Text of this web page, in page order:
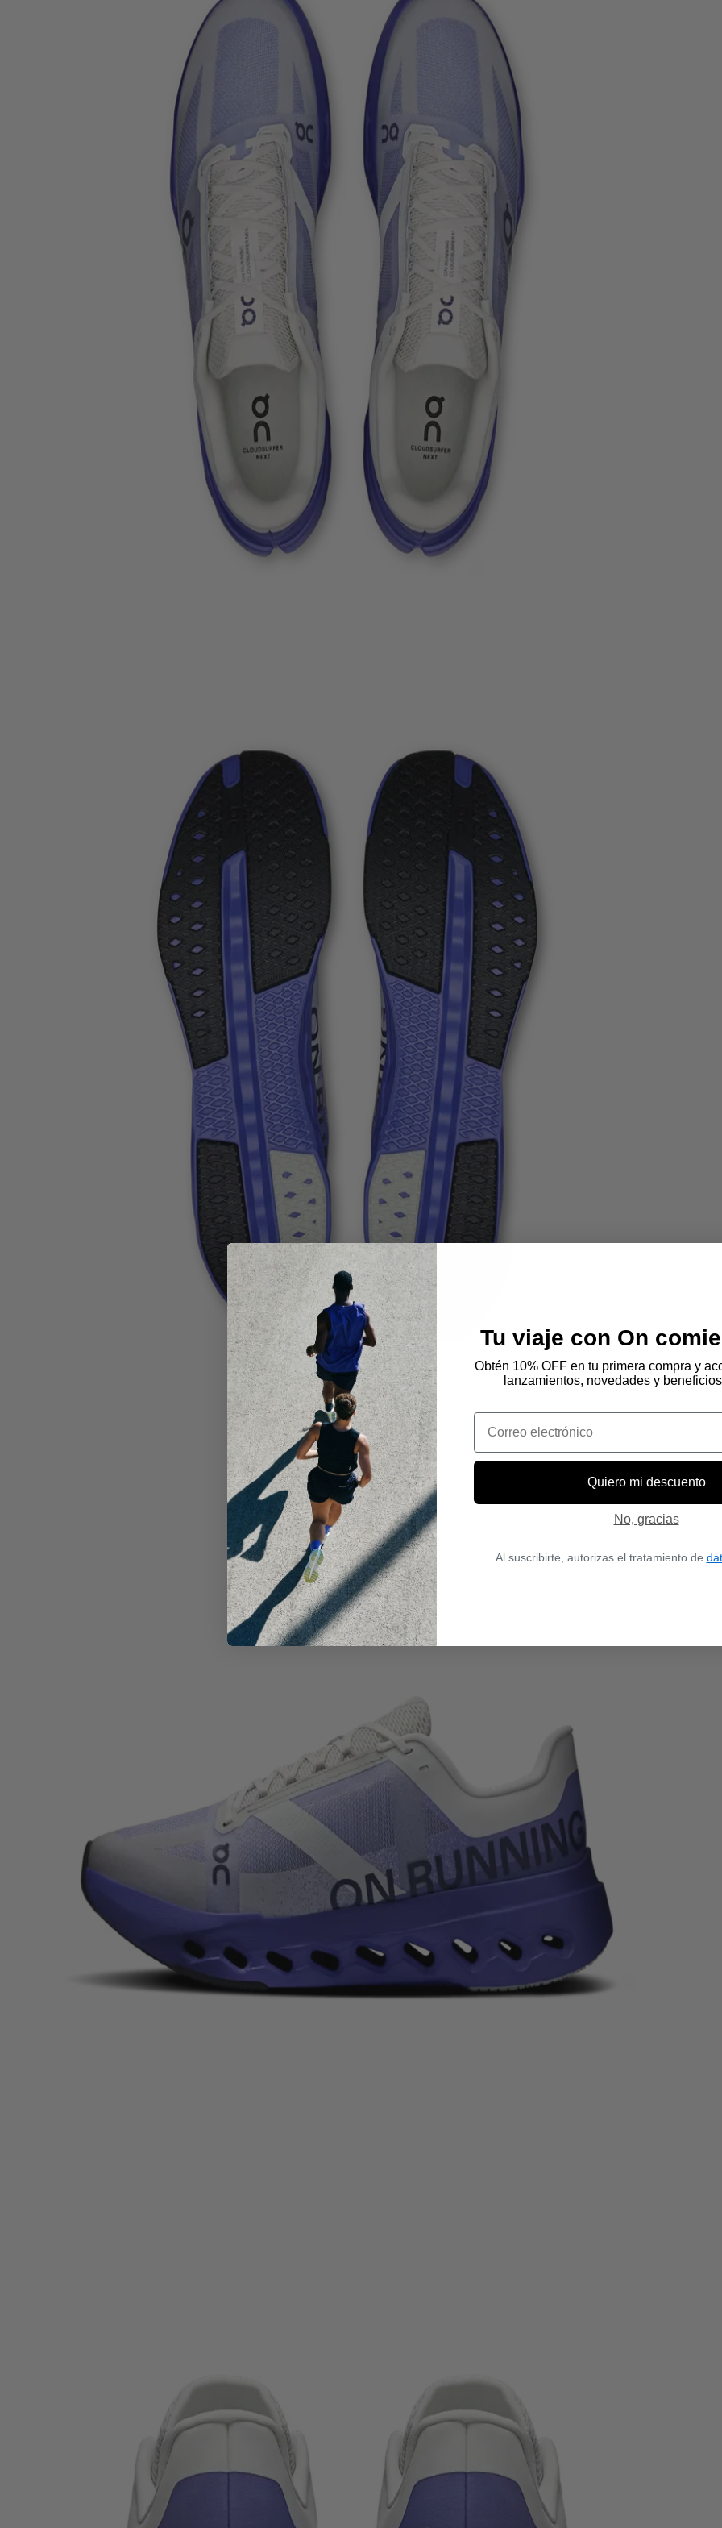
Tu viaje con On
Obtén 10% OFF en tu primera compra y
lanzamientos, novedades y
Email
Quiero mi descuento
No, gracias
Al suscribirte, autorizas el tratamiento de